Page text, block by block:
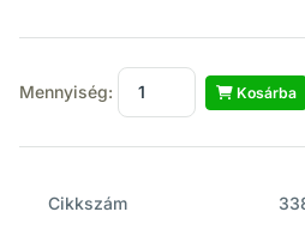
Mennyiség: Kosárba
Cikkszám